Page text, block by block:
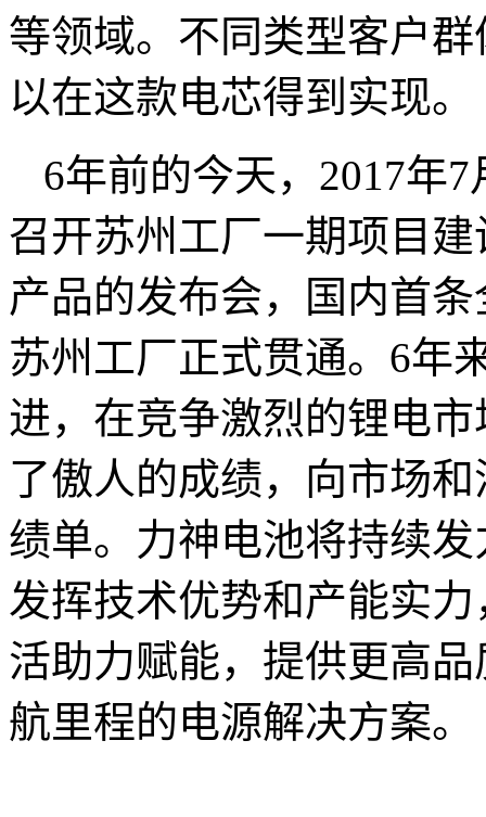
等领域。不同类型客户
以在这款电芯得到实现。
6年前的今天，2017年
召开苏州工厂一期项目
产品的发布会，国内首
苏州工厂正式贯通。6年
进，在竞争激烈的锂电
了傲人的成绩，向市场
绩单。力神电池将持续
发挥技术优势和产能实
活助力赋能，提供更高
航里程的电源解决方案。